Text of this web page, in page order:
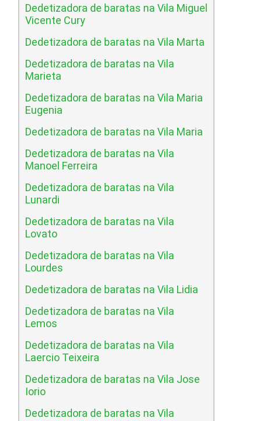
Dedetizadora de baratas na Vila Miguel
Vicente Cury
Dedetizadora de baratas na Vila Marta
Dedetizadora de baratas na Vila
Marieta
Dedetizadora de baratas na Vila Maria
Eugenia
Dedetizadora de baratas na Vila Maria
Dedetizadora de baratas na Vila
Manoel Ferreira
Dedetizadora de baratas na Vila
Lunardi
Dedetizadora de baratas na Vila
Lovato
Dedetizadora de baratas na Vila
Lourdes
Dedetizadora de baratas na Vila Lidia
Dedetizadora de baratas na Vila
Lemos
Dedetizadora de baratas na Vila
Laercio Teixeira
Dedetizadora de baratas na Vila Jose
Iorio
Dedetizadora de baratas na Vila